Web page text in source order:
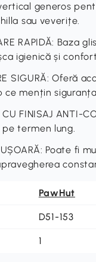
generos
sau veverițe.
RAPIDĂ:
igienică și
SIGURĂ: Oferă
mențin
FINISAJ ANTI-
termen lung.
UȘOARĂ: Poate fi
PawHut
D51-153
1